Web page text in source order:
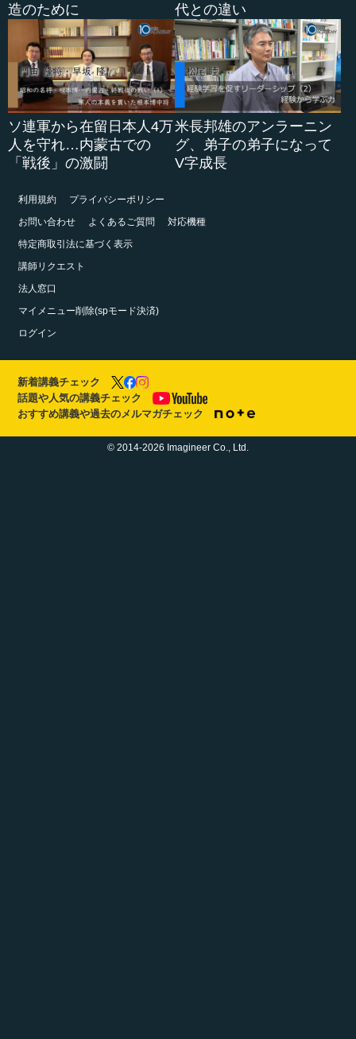
造のために
代との違い
ソ連軍から在留日本人4万
人を守れ…内蒙古での
「戦後」の激闘
米長邦雄のアンラーニン
グ、弟子の弟子になって
V字成長
利用規約
プライバシーポリシー
お問い合わせ
よくあるご質問
対応機種
特定商取引法に基づく表示
講師リクエスト
法人窓口
マイメニュー削除(spモード決済)
ログイン
新着講義チェック
話題や人気の講義チェック
おすすめ講義や過去のメルマガチェック
© 2014-2026 Imagineer Co., Ltd.